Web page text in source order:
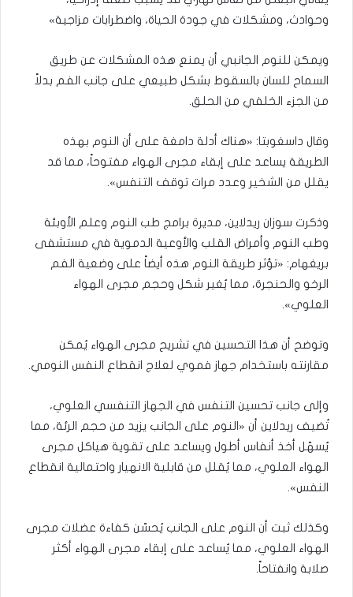
وحوادث، ومشكلات في جودة الحياة، واضطرابات مزاجية»
ويمكن للنوم الجانبي أن يمنع هذه المشكلات عن طريق
السماح للسان بالسقوط بشكل طبيعي على جانب الفم بدلاً
من الجزء الخلفي من الحلق.
وقال داسغوبتا: «هناك أدلة دامغة على أن النوم بهذه
الطريقة يساعد على إبقاء مجرى الهواء مفتوحاً، مما قد
يقلل من الشخير وعدد مرات توقف التنفس».
وذكرت سوزان ريدلاين، مديرة برامج طب النوم وعلم الأوبئة
وطب النوم وأمراض القلب والأوعية الدموية في مستشفى
بريغهام: «تؤثر طريقة النوم هذه أيضاً على وضعية الفم
الرخو والحنجرة، مما يُغير شكل وحجم مجرى الهواء
العلوي».
وتوضح أن هذا التحسين في تشريح مجرى الهواء يُمكن
مقارنته باستخدام جهاز فموي لعلاج انقطاع النفس النومي.
وإلى جانب تحسين التنفس في الجهاز التنفسي العلوي،
تُضيف ريدلاين أن «النوم على الجانب يزيد من حجم الرئة، مما
يُسهّل أخذ أنفاس أطول ويساعد على تقوية هياكل مجرى
الهواء العلوي، مما يُقلل من قابلية الانهيار واحتمالية انقطاع
النفس».
وكذلك ثبت أن النوم على الجانب يُحسّن كفاءة عضلات مجرى
الهواء العلوي، مما يُساعد على إبقاء مجرى الهواء أكثر
صلابة وانفتاحاً.